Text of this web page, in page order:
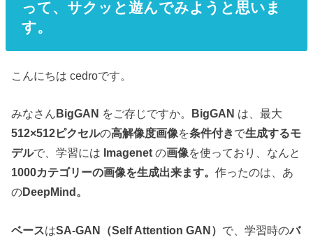
って、サクッと遊んでみようと思いま
す。
こんにちは cedroです。
みなさんBigGAN をご存じですか。 BigGAN は、最大
512×512ピクセルの高解像度画像を条件付きで生成するモ
デルで、学習には Imagenet の画像を使っており、なんと
1000カテゴリーの画像を生成出来ます。作ったのは、あ
のDeepMind。
ベースはSA-GAN（Self Attention GAN） で、学習時のバ